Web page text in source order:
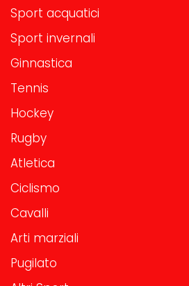
Sport acquatici
Sport invernali
Ginnastica
Tennis
Hockey
Rugby
Atletica
Ciclismo
Cavalli
Arti marziali
Pugilato